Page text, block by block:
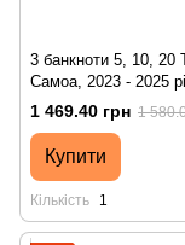
3 банкноти 5, 10, 20
Самоа, 2023 - 2025
Polymer
1 469.40 грн 1
Купити
Кількість 1